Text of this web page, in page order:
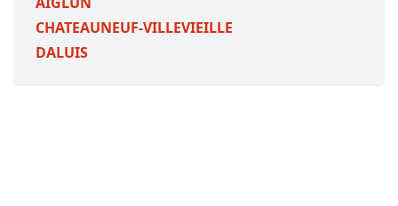
CHATEAUNEUF-VILLEVIEILLE
DALUIS